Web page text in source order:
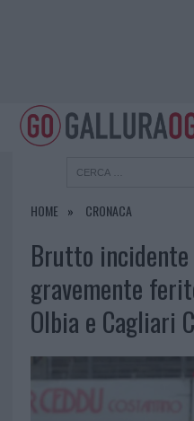
HOME CRONACA
Brutto incidente
gravemente
Olbia e Cagliari